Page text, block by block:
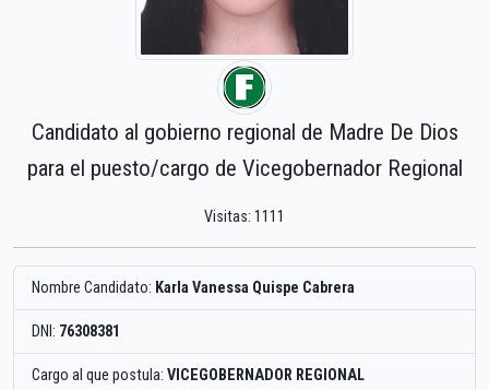
Candidato al gobierno regional de Madre De Dios
para el puesto/cargo de Vicegobernador Regional
Visitas: 1111
Nombre Candidato: Karla Vanessa Quispe Cabrera
DNI: 76308381
Cargo al que postula: VICEGOBERNADOR REGIONAL